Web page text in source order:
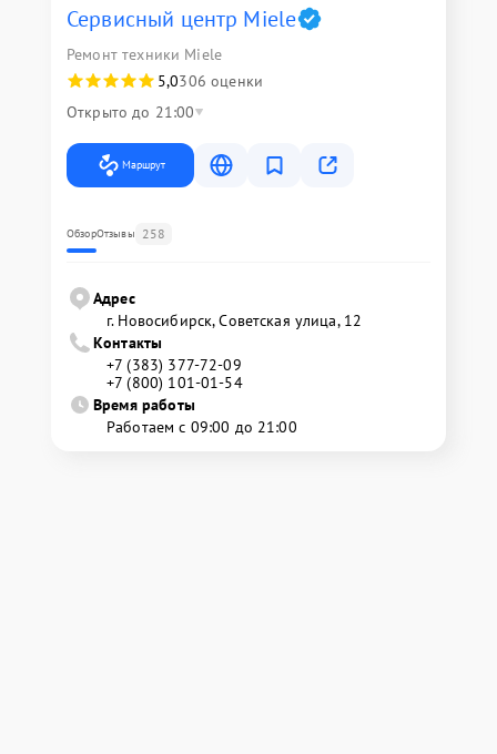
Сервисный центр Miele
Ремонт техники Miele
5,0306 оценки
Открыто до 21:00
Маршрут
ОбзорОтзывы 258
Адрес
г. Новосибирск, Советская улица, 12
Контакты
+7 (383) 377-72-09
+7 (800) 101-01-54
Время работы
Работаем с 09:00 до 21:00